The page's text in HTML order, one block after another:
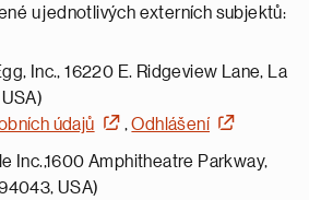
u jednotlivých externích subjektů:
Inc., 16220 E. Ridgeview Lane, La
údajů
,Odhlášení
Inc.,1600 Amphitheatre Parkway,
USA)